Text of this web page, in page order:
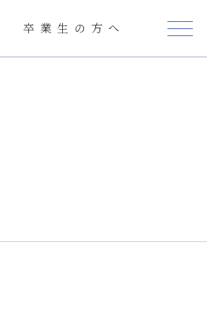
卒業生の方へ